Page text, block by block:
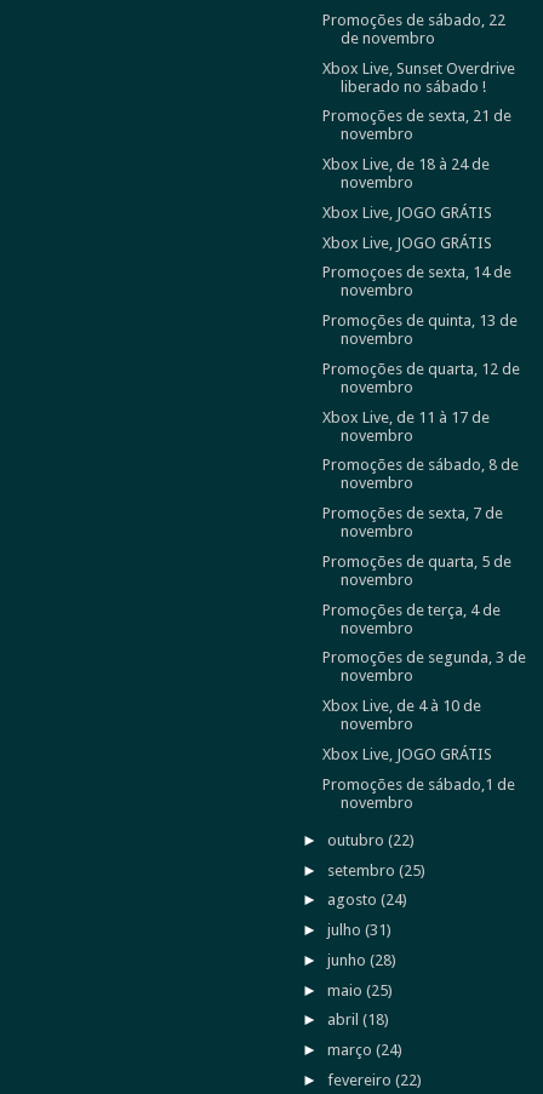
Promoções de sábado, 22
de novembro
Xbox Live, Sunset Overdrive
liberado no sábado !
Promoções de sexta, 21 de
novembro
Xbox Live, de 18 à 24 de
novembro
Xbox Live, JOGO GRÁTIS
Xbox Live, JOGO GRÁTIS
Promoçoes de sexta, 14 de
novembro
Promoções de quinta, 13 de
novembro
Promoções de quarta, 12 de
novembro
Xbox Live, de 11 à 17 de
novembro
Promoções de sábado, 8 de
novembro
Promoções de sexta, 7 de
novembro
Promoções de quarta, 5 de
novembro
Promoções de terça, 4 de
novembro
Promoções de segunda, 3 de
novembro
Xbox Live, de 4 à 10 de
novembro
Xbox Live, JOGO GRÁTIS
Promoções de sábado,1 de
novembro
►outubro(22)
► setembro(25)
► agosto(24)
►julho(31)
►junho(28)
►maio(25)
► abril(18)
►março(24)
►fevereiro(22)